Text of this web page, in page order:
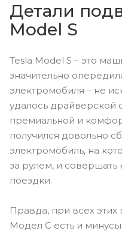
Детали
Model S
Tesla Model S – это
значительно
электромобиля – не
удалось драйверской
премиальной и
получился довольно
электромобиль, на
за рулем, и
поездки.
Правда, при всех этих
Модел С есть и